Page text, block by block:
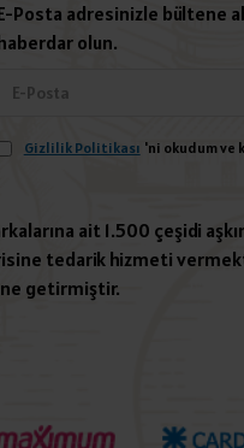
Posta adresinizle bültene
olun.
Gizlilik Politikası 'ni okudum ve
ait 1.500 çeşidi
tedarik hizmeti
getirmiştir.